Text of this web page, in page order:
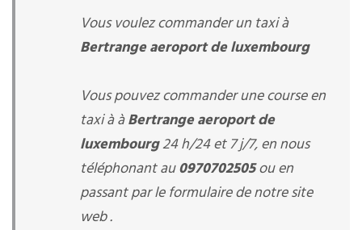
Vous voulez commander un taxi à
Bertrange aeroport de luxembourg
Vous pouvez commander une course en
taxi à àBertrange aeroport de
luxembourg24 h/24 et 7 j/7, en nous
téléphonant au0970702505ou en
passant par le formulaire de notre site
web .